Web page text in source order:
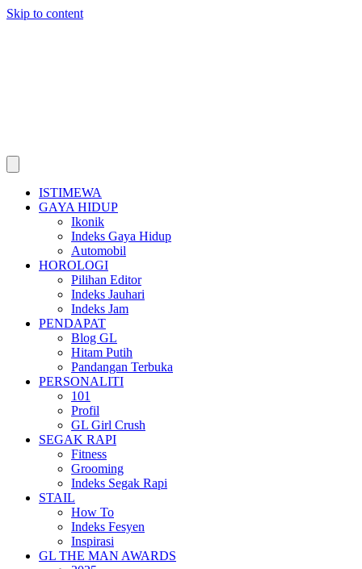
Skip to content
ISTIMEWA
GAYA HIDUP
Ikonik
Indeks Gaya Hidup
Automobil
HOROLOGI
Pilihan Editor
Indeks Jauhari
Indeks Jam
PENDAPAT
Blog GL
Hitam Putih
Pandangan Terbuka
PERSONALITI
101
Profil
GL Girl Crush
SEGAK RAPI
Fitness
Grooming
Indeks Segak Rapi
STAIL
How To
Indeks Fesyen
Inspirasi
GL THE MAN AWARDS